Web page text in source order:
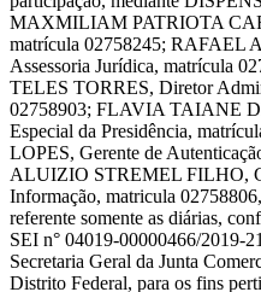
MAXMILIAM PATRIOTA
matrícula 02758245; RAFAEL
Assessoria Jurídica, matrícula
TELES TORRES, Diretor
02758903; FLAVIA TAIANE
Especial da Presidência,
LOPES, Gerente de
ALUIZIO STREMEL FILHO,
Informação, matricula
referente somente as diárias,
SEI n° 04019-00000466/2019-
Secretaria Geral da Junta
Distrito Federal, para os fins